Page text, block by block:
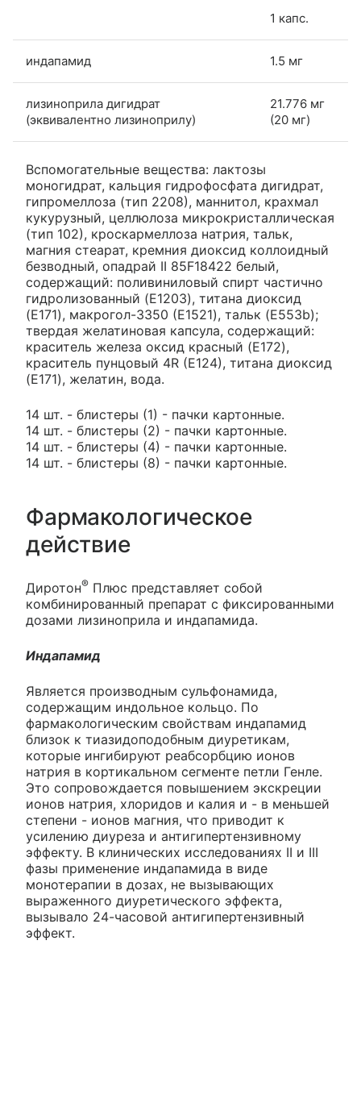
1 капс.
индапамид 1.5 мг
лизиноприла дигидрат
(эквивалентно лизиноприлу)
21.776 мг
(20 мг)
Вспомогательные вещества: лактозы
моногидрат, кальция гидрофосфата дигидрат,
гипромеллоза (тип 2208), маннитол, крахмал
кукурузный, целлюлоза микрокристаллическая
(тип 102), кроскармеллоза натрия, тальк,
магния стеарат, кремния диоксид коллоидный
безводный, опадрай II 85F18422 белый,
содержащий: поливиниловый спирт частично
гидролизованный (E1203), титана диоксид
(E171), макрогол-3350 (E1521), тальк (E553b);
твердая желатиновая капсула, содержащий:
краситель железа оксид красный (E172),
краситель пунцовый 4R (E124), титана диоксид
(E171), желатин, вода.
14 шт. - блистеры (1) - пачки картонные.
14 шт. - блистеры (2) - пачки картонные.
14 шт. - блистеры (4) - пачки картонные.
14 шт. - блистеры (8) - пачки картонные.
Фармакологическое
действие
Диротон® Плюс представляет собой
комбинированный препарат с фиксированными
дозами лизиноприла и индапамида.
Индапамид
Является производным сульфонамида,
содержащим индольное кольцо. По
фармакологическим свойствам индапамид
близок к тиазидоподобным диуретикам,
которые ингибируют реабсорбцию ионов
натрия в кортикальном сегменте петли Генле.
Это сопровождается повышением экскреции
ионов натрия, хлоридов и калия и - в меньшей
степени - ионов магния, что приводит к
усилению диуреза и антигипертензивному
эффекту. В клинических исследованиях II и III
фазы применение индапамида в виде
монотерапии в дозах, не вызывающих
выраженного диуретического эффекта,
вызывало 24-часовой антигипертензивный
эффект.